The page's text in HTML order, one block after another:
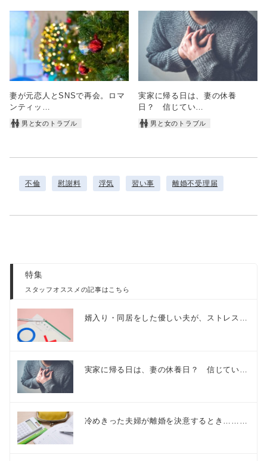
妻が元恋人とSNSで再会。ロマ
ンティッ…
男と女のトラブル
実家に帰る日は、妻の休養
日？ 信じてい…
男と女のトラブル
不倫 慰謝料 浮気 習い事 離婚不受理届
特集
スタッフオススメの記事はこちら
婿入り・同居をした優しい夫が、ストレス…
実家に帰る日は、妻の休養日？ 信じてい…
冷めきった夫婦が離婚を決意するとき………